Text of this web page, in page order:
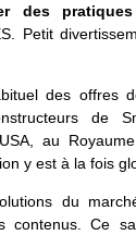
des
Petit
des offres
de
au
y est à la fois
du
contenus. Ce